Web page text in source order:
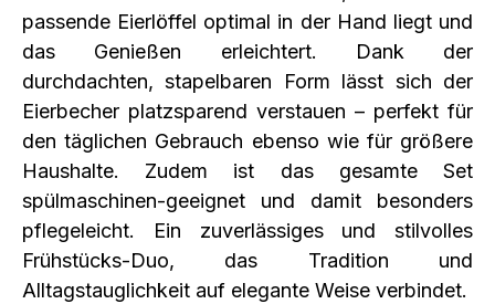
passende Eierlöffel optimal in der Hand liegt und
das Genießen erleichtert. Dank der
durchdachten, stapelbaren Form lässt sich der
Eierbecher platzsparend verstauen – perfekt für
den täglichen Gebrauch ebenso wie für größere
Haushalte. Zudem ist das gesamte Set
spülmaschinen-geeignet und damit besonders
pflegeleicht. Ein zuverlässiges und stilvolles
Frühstücks-Duo, das Tradition und
Alltagstauglichkeit auf elegante Weise verbindet.